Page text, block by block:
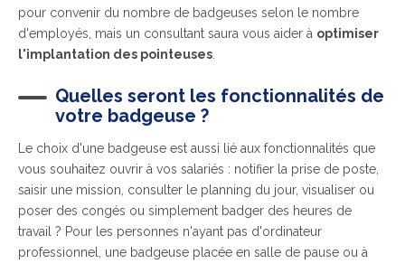
pour convenir du nombre de badgeuses selon le nombre
d'employés, mais un consultant saura vous aider à optimiser
l'implantation des pointeuses
Quelles seront les fonctionnalités de
votre badgeuse ?
Le choix d'une badgeuse est aussi lié aux fonctionnalités que
vous souhaitez ouvrir à vos salariés : notifier la prise de poste,
saisir une mission, consulter le planning du jour, visualiser ou
poser des congés ou simplement badger des heures de
travail ? Pour les personnes n'ayant pas d'ordinateur
professionnel, une badgeuse placée en salle de pause ou à